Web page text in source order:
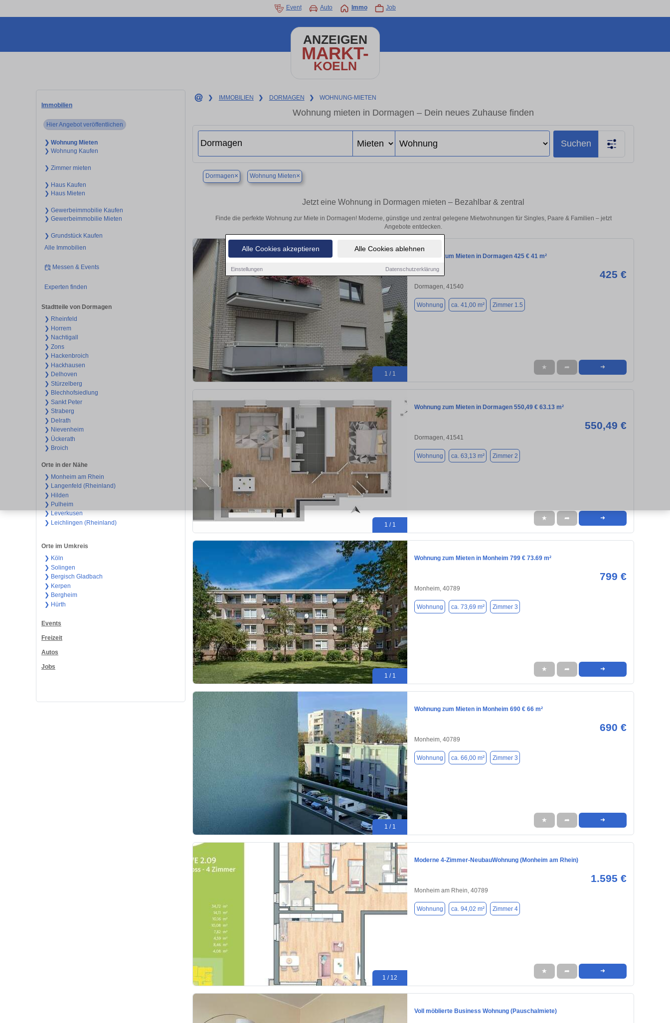
Alle Cookies akzeptieren Alle Cookies ablehnen
Einstellungen Datenschutzerklärung
Event Auto Immo Job
ANZEIGEN
MARKT-
KOELN
Immobilien
Hier Angebot veröffentlichen
❯ Wohnung Mieten
❯ Wohnung Kaufen
❯ Zimmer mieten
❯ Haus Kaufen
❯ Haus Mieten
❯ Gewerbeimmobilie Kaufen
❯ Gewerbeimmobilie Mieten
❯ Grundstück Kaufen
Alle Immobilien
Messen & Events
Experten finden
Stadtteile von Dormagen
❯ Rheinfeld
❯ Horrem
❯ Nachtigall
❯ Zons
❯ Hackenbroich
❯ Hackhausen
❯ Delhoven
❯ Stürzelberg
❯ Blechhofsiedlung
❯ Sankt Peter
❯ Straberg
❯ Delrath
❯ Nievenheim
❯ Ückerath
❯ Broich
Orte in der Nähe
❯ Monheim am Rhein
❯ Langenfeld (Rheinland)
❯ Hilden
❯ Pulheim
❯ Leverkusen
❯ Leichlingen (Rheinland)
Orte im Umkreis
❯ Köln
❯ Solingen
❯ Bergisch Gladbach
❯ Kerpen
❯ Bergheim
❯ Hürth
Events
Freizeit
Autos
Jobs
❯ IMMOBILIEN ❯ DORMAGEN ❯ WOHNUNG-MIETEN
Wohnung mieten in Dormagen – Dein neues Zuhause finden
Suchen
Dormagen× Wohnung Mieten×
Jetzt eine Wohnung in Dormagen mieten – Bezahlbar & zentral
Finde die perfekte Wohnung zur Miete in Dormagen! Moderne, günstige und zentral gelegene Mietwohnungen für Singles, Paare & Familien – jetzt
Angebote entdecken.
1 / 1
Wohnung zum Mieten in Dormagen 425 € 41 m²
425 €
Dormagen, 41540
Wohnung ca. 41,00 m² Zimmer 1.5
★ ➦ ➜
1 / 1
Wohnung zum Mieten in Dormagen 550,49 € 63.13 m²
550,49 €
Dormagen, 41541
Wohnung ca. 63,13 m² Zimmer 2
★ ➦ ➜
1 / 1
Wohnung zum Mieten in Monheim 799 € 73.69 m²
799 €
Monheim, 40789
Wohnung ca. 73,69 m² Zimmer 3
★ ➦ ➜
1 / 1
Wohnung zum Mieten in Monheim 690 € 66 m²
690 €
Monheim, 40789
Wohnung ca. 66,00 m² Zimmer 3
★ ➦ ➜
1 / 12
Moderne 4-Zimmer-NeubauWohnung (Monheim am Rhein)
1.595 €
Monheim am Rhein, 40789
Wohnung ca. 94,02 m² Zimmer 4
★ ➦ ➜
Voll möblierte Business Wohnung (Pauschalmiete)